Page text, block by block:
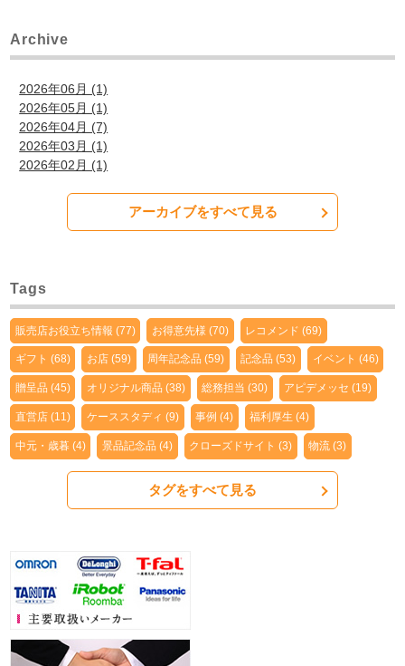
Archive
2026年06月 (1)
2026年05月 (1)
2026年04月 (7)
2026年03月 (1)
2026年02月 (1)
アーカイブをすべて見る
Tags
販売店お役立ち情報 (77) お得意先様 (70) レコメンド (69)
ギフト (68) お店 (59) 周年記念品 (59) 記念品 (53) イベント (46)
贈呈品 (45) オリジナル商品 (38) 総務担当 (30) アピデメッセ (19)
直営店 (11) ケーススタディ (9) 事例 (4) 福利厚生 (4)
中元・歳暮 (4) 景品記念品 (4) クローズドサイト (3) 物流 (3)
タグをすべて見る